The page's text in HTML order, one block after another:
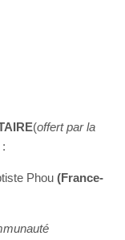
(offert par la
Phou (France-